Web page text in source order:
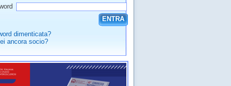
ENTRA
dimenticata?
ancora socio?